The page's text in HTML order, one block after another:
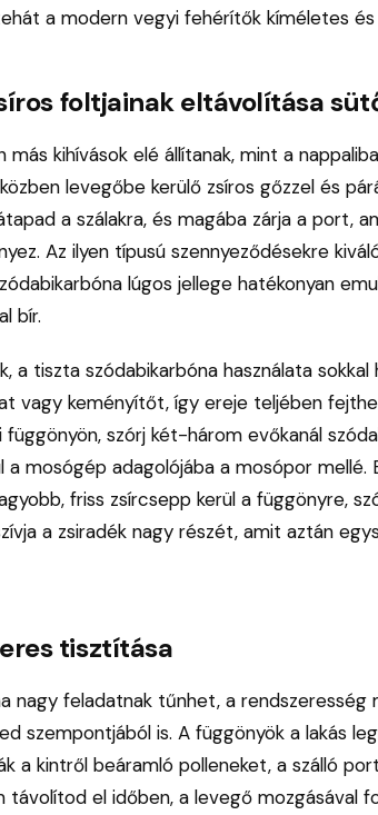
a modern vegyi fehérítők kíméletes
foltjainak eltávolítása
más kihívások elé állítanak, mint a
levegőbe kerülő zsíros gőzzel és
a szálakra, és magába zárja a port,
Az ilyen típusú szennyeződésekre
lúgos jellege hatékonyan
bír.
a tiszta szódabikarbóna használata
vagy keményítőt, így ereje teljében
szórj két-három evőkanál
mosógép adagolójába a mosópor mellé.
friss zsírcsepp kerül a függönyre,
a zsiradék nagy részét, amit aztán
tisztítása
nagy feladatnak tűnhet, a rendszeresség
szempontjából is. A függönyök a lakás
a kintről beáramló polleneket, a szálló
távolítod el időben, a levegő mozgásával